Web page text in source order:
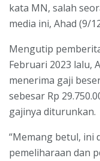
kata MN, salah
media ini, Ahad (9/
Mengutip
Februari 2023 lalu,
menerima gaji
sebesar Rp
gajinya diturunkan.
“Memang betul, ini
pemeliharaan dan